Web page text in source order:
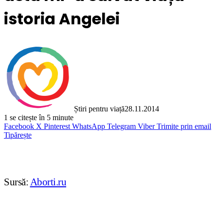
istoria Angelei
Știri pentru viață28.11.2014
1 se citește în 5 minute
Facebook X Pinterest WhatsApp Telegram Viber Trimite prin email
Tipărește
Sursă: Aborti.ru